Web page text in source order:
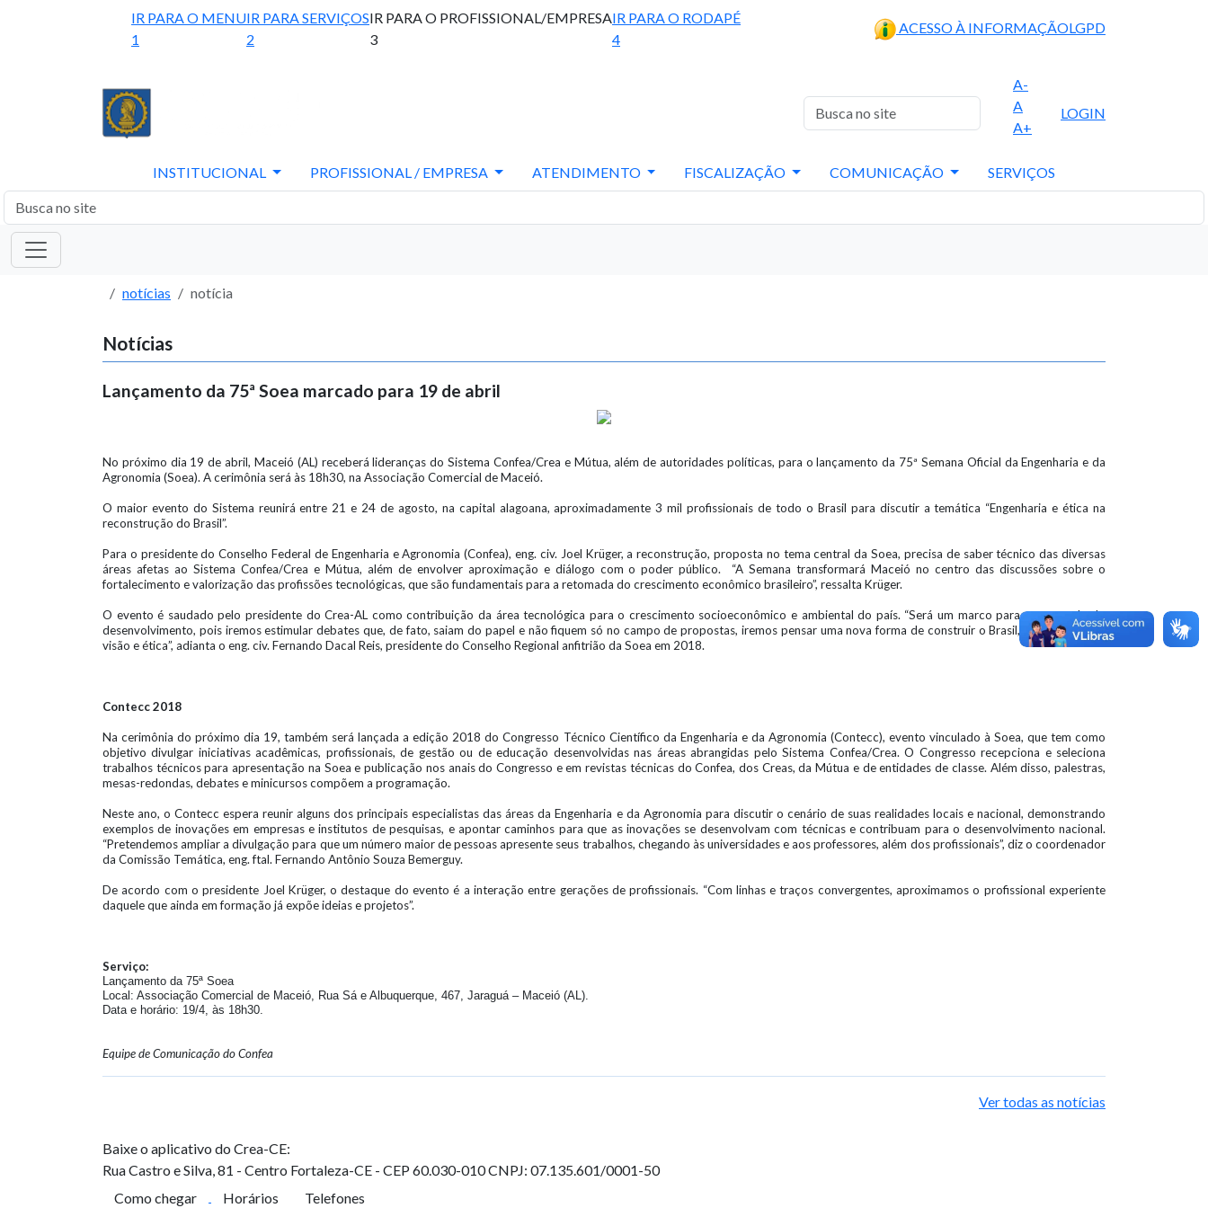
IR PARA O MENU
1
IR PARA SERVIÇOS
2
IR PARA O PROFISSIONAL/EMPRESA
3
IR PARA O RODAPÉ
4
ACESSO À INFORMAÇÃOLGPD
A-
A
A+
LOGIN
INSTITUCIONAL PROFISSIONAL / EMPRESA ATENDIMENTO FISCALIZAÇÃO COMUNICAÇÃO SERVIÇOS
notícias notícia
Notícias
Lançamento da 75ª Soea marcado para 19 de abril
No próximo dia 19 de abril, Maceió (AL) receberá lideranças do Sistema Confea/Crea e Mútua, além de autoridades políticas, para o lançamento da 75ª Semana Oficial da Engenharia e da
Agronomia (Soea). A cerimônia será às 18h30, na Associação Comercial de Maceió.
O maior evento do Sistema reunirá entre 21 e 24 de agosto, na capital alagoana, aproximadamente 3 mil profissionais de todo o Brasil para discutir a temática “Engenharia e ética na
reconstrução do Brasil”.
Para o presidente do Conselho Federal de Engenharia e Agronomia (Confea), eng. civ. Joel Krüger, a reconstrução, proposta no tema central da Soea, precisa de saber técnico das diversas
áreas afetas ao Sistema Confea/Crea e Mútua, além de envolver aproximação e diálogo com o poder público. “A Semana transformará Maceió no centro das discussões sobre o
fortalecimento e valorização das profissões tecnológicas, que são fundamentais para a retomada do crescimento econômico brasileiro”, ressalta Krüger.
O evento é saudado pelo presidente do Crea-AL como contribuição da área tecnológica para o crescimento socioeconômico e ambiental do país. “Será um marco para a retomada do
desenvolvimento, pois iremos estimular debates que, de fato, saiam do papel e não fiquem só no campo de propostas, iremos pensar uma nova forma de construir o Brasil, com seriedade,
visão e ética”, adianta o eng. civ. Fernando Dacal Reis, presidente do Conselho Regional anfitrião da Soea em 2018.
Contecc 2018
Na cerimônia do próximo dia 19, também será lançada a edição 2018 do Congresso Técnico Científico da Engenharia e da Agronomia (Contecc), evento vinculado à Soea, que tem como
objetivo divulgar iniciativas acadêmicas, profissionais, de gestão ou de educação desenvolvidas nas áreas abrangidas pelo Sistema Confea/Crea. O Congresso recepciona e seleciona
trabalhos técnicos para apresentação na Soea e publicação nos anais do Congresso e em revistas técnicas do Confea, dos Creas, da Mútua e de entidades de classe. Além disso, palestras,
mesas-redondas, debates e minicursos compõem a programação.
Neste ano, o Contecc espera reunir alguns dos principais especialistas das áreas da Engenharia e da Agronomia para discutir o cenário de suas realidades locais e nacional, demonstrando
exemplos de inovações em empresas e institutos de pesquisas, e apontar caminhos para que as inovações se desenvolvam com técnicas e contribuam para o desenvolvimento nacional.
“Pretendemos ampliar a divulgação para que um número maior de pessoas apresente seus trabalhos, chegando às universidades e aos professores, além dos profissionais”, diz o coordenador
da Comissão Temática, eng. ftal. Fernando Antônio Souza Bemerguy.
De acordo com o presidente Joel Krüger, o destaque do evento é a interação entre gerações de profissionais. “Com linhas e traços convergentes, aproximamos o profissional experiente
daquele que ainda em formação já expõe ideias e projetos”.
Serviço:
Lançamento da 75ª Soea
Local: Associação Comercial de Maceió, Rua Sá e Albuquerque, 467, Jaraguá – Maceió (AL).
Data e horário: 19/4, às 18h30.
Equipe de Comunicação do Confea
Ver todas as notícias
Baixe o aplicativo do Crea-CE:
Rua Castro e Silva, 81 - Centro Fortaleza-CE - CEP 60.030-010CNPJ: 07.135.601/0001-50
Como chegar
Horários Telefones